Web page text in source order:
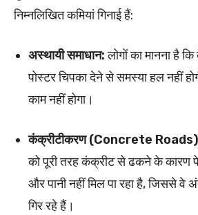
निम्नलिखित कमियां गिनाई हैं:
अस्थायी समाधान:लोगों का मानना है
पोस्टर चिपका देने से समस्या हल नहीं
काम नहीं होगा।
कंक्रीटीकरण (Concrete
को पूरी तरह कंक्रीट से ढकने के कारण
और पानी नहीं मिल पा रहा है, जिससे वे
गिर रहे हैं।